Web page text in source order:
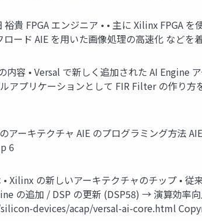
FPGA エンジニア • • 主に Xilinx FPGA を
ード AIE を用いた画像処理の高速化 など
• Versal で新しく追加された AI Engine
アプリケーションとして FIR Filter の作り
ーキテクチャ AIE のプログラミング方法
6
の新しいアーキテクチャのチップ • 従
の追加 / DSP の更新 (DSP58) → 演算効率
devices/acap/versal-ai-core.html